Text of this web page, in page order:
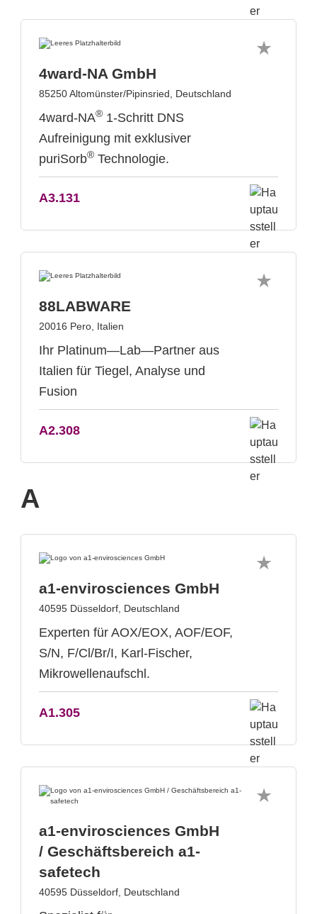
4ward-NA GmbH
85250 Altomünster/Pipinsried, Deutschland
4ward-NA® 1-Schritt DNS
Aufreinigung mit exklusiver
puriSorb® Technologie.
A3.131
88LABWARE
20016 Pero, Italien
Ihr Platinum—Lab—Partner aus
Italien für Tiegel, Analyse und
Fusion
A2.308
A
a1-envirosciences GmbH
40595 Düsseldorf, Deutschland
Experten für AOX/EOX, AOF/EOF,
S/N, F/Cl/Br/I, Karl-Fischer,
Mikrowellenaufschl.
A1.305
a1-envirosciences GmbH
/ Geschäftsbereich a1-
safetech
40595 Düsseldorf, Deutschland